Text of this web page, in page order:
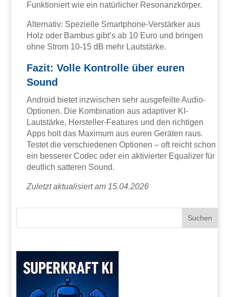
Funktioniert wie ein natürlicher Resonanzkörper.
Alternativ: Spezielle Smartphone-Verstärker aus
Holz oder Bambus gibt’s ab 10 Euro und bringen
ohne Strom 10-15 dB mehr Lautstärke.
Fazit: Volle Kontrolle über euren
Sound
Android bietet inzwischen sehr ausgefeilte Audio-
Optionen. Die Kombination aus adaptiver KI-
Lautstärke, Hersteller-Features und den richtigen
Apps holt das Maximum aus euren Geräten raus.
Testet die verschiedenen Optionen – oft reicht schon
ein besserer Codec oder ein aktivierter Equalizer für
deutlich satteren Sound.
Zuletzt aktualisiert am 15.04.2026